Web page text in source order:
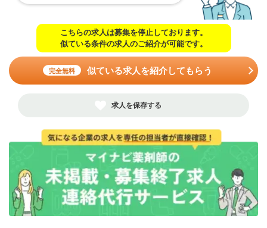
こちらの求人は募集を停止しております。
似ている条件の求人のご紹介が可能です。
完全無料 似ている求人を紹介してもらう
求人を保存する